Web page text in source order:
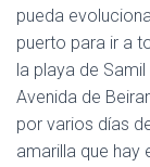
pueda
puerto para ir a
la playa de
Avenida de
por varios días
amarilla que hay